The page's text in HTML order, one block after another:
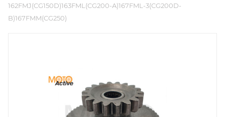
162FMJ(CG150D)163FML(CG200-A)167FML-3(CG200D-
B)167FMM(CG250)